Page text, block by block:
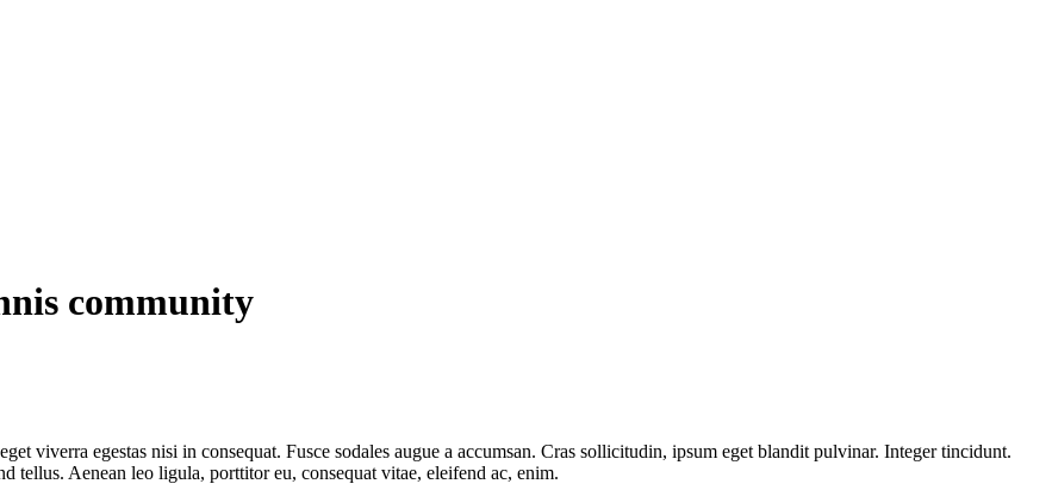
community
viverra egestas nisi in consequat. Fusce sodales augue a accumsan. Cras sollicitudin, ipsum eget blandit pulvinar. Integer tincidunt.
tellus. Aenean leo ligula, porttitor eu, consequat vitae, eleifend ac, enim.